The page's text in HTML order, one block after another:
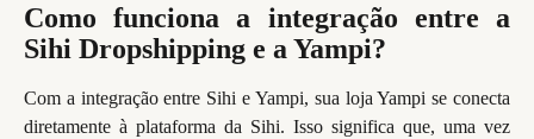
Como funciona a integração entre a
Sihi Dropshipping e a Yampi?
Com a integração entre Sihi e Yampi, sua loja Yampi se conecta
diretamente à plataforma da Sihi. Isso significa que, uma vez